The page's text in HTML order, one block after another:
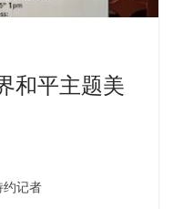
和平主题美
约记者